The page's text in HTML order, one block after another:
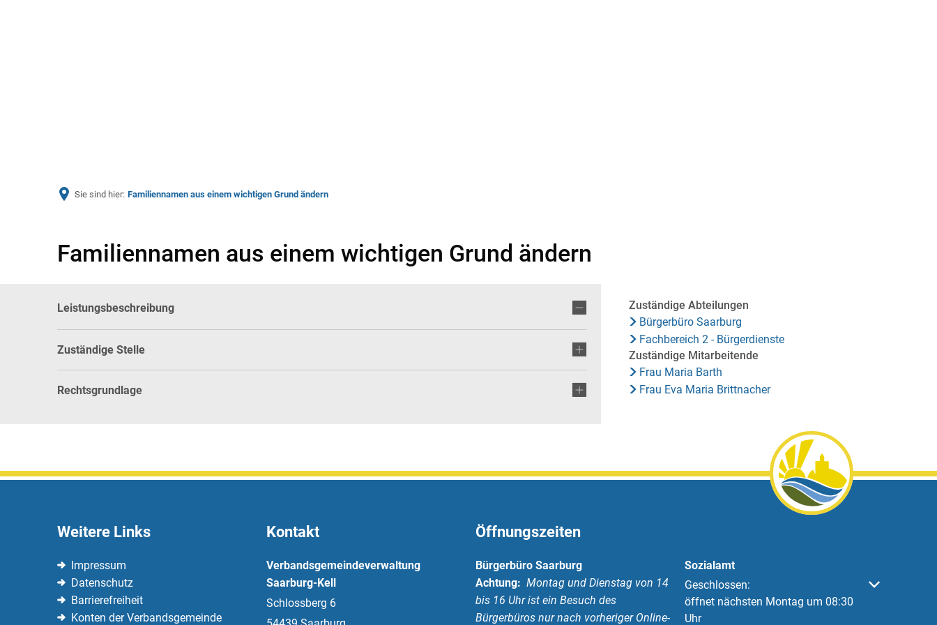
Sie sind hier: Familiennamen aus einem wichtigen Grund ändern
Familiennamen aus einem wichtigen Grund ändern
Leistungsbeschreibung
Zuständige Stelle
Rechtsgrundlage
Zuständige Abteilungen
Bürgerbüro Saarburg
Fachbereich 2 - Bürgerdienste
Zuständige Mitarbeitende
Frau Maria Barth
Frau Eva Maria Brittnacher
Weitere Links
Impressum
Datenschutz
Barrierefreiheit
Konten der Verbandsgemeinde
Kontakt
Verbandsgemeindeverwaltung
Saarburg-Kell
Schlossberg 6
Öffnungszeiten
Bürgerbüro Saarburg
Achtung: Montag und Dienstag von 14
bis 16 Uhr ist ein Besuch des
Bürgerbüros nur nach vorheriger Online-
Sozialamt
Klicken, um weitere Öffnungs- oder Schließzeiten
Geschlossen:
öffnet nächsten Montag um 08:30
Uhr